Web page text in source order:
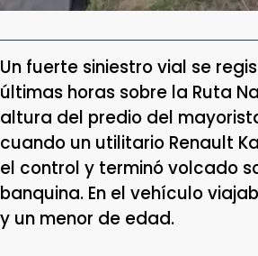
Un fuerte siniestro vial se
últimas horas sobre la Ruta
altura del predio del
cuando un utilitario Renault
el control y terminó volcado
banquina. En el vehículo
y un menor de edad.